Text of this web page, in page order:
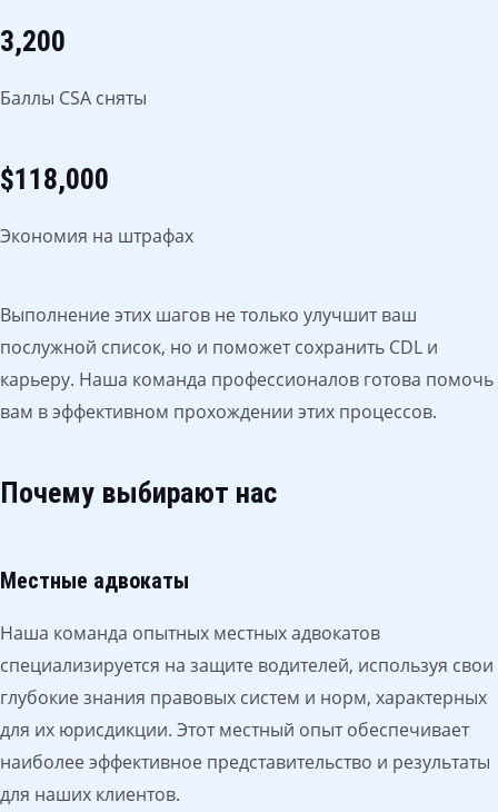
3,200
Баллы CSA сняты
$118,000
Экономия на штрафах
Выполнение этих шагов не только улучшит ваш
послужной список, но и поможет сохранить CDL и
карьеру. Наша команда профессионалов готова помочь
вам в эффективном прохождении этих процессов.
Почему выбирают нас
Местные адвокаты
Наша команда опытных местных адвокатов
специализируется на защите водителей, используя свои
глубокие знания правовых систем и норм, характерных
для их юрисдикции. Этот местный опыт обеспечивает
наиболее эффективное представительство и результаты
для наших клиентов.